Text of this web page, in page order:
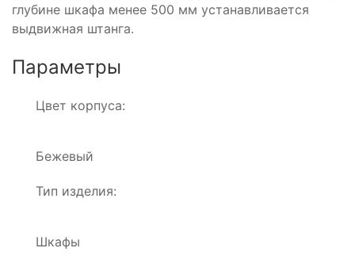
глубине шкафа менее 500 мм устанавливается
выдвижная штанга.
Параметры
Цвет корпуса:
Бежевый
Тип изделия:
Шкафы